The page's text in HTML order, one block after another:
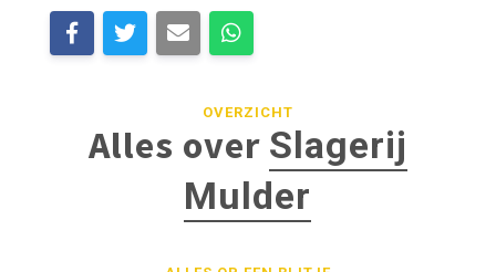
OVERZICHT
Alles over Slagerij
Mulder